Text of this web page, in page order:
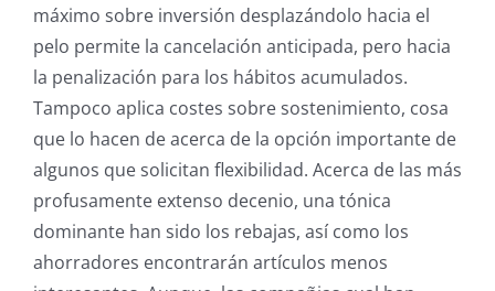
máximo sobre inversión desplazándolo hacia el
pelo permite la cancelación anticipada, pero hacia
la penalización para los hábitos acumulados.
Tampoco aplica costes sobre sostenimiento, cosa
que lo hacen de acerca de la opción importante de
algunos que solicitan flexibilidad. Acerca de las más
profusamente extenso decenio, una tónica
dominante han sido los rebajas, así­ como los
ahorradores encontrarán artículos menos